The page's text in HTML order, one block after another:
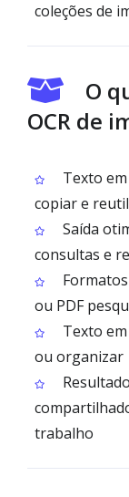
coleções de
O
OCR de
Texto
copiar e
Saída
consultas e
ou PDF
Texto
ou organizar
trabalho